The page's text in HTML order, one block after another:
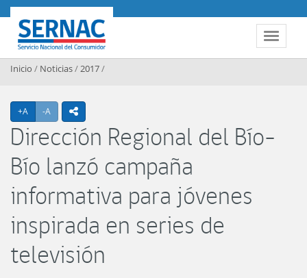
Contenido principal
Toggle
SERNAC
Inicio / Noticias/2017/
+A Agrandar texto
-A Achicar textoicono compartir
Dirección Regional del Bío-
Bío lanzó campaña
informativa para jóvenes
inspirada en series de
televisión